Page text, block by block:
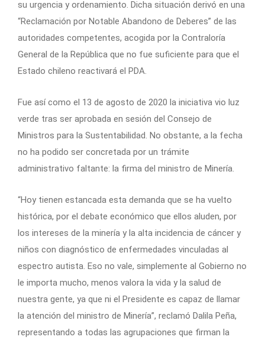
su urgencia y ordenamiento. Dicha situación derivó en una
“Reclamación por Notable Abandono de Deberes” de las
autoridades competentes, acogida por la Contraloría
General de la República que no fue suficiente para que el
Estado chileno reactivará el PDA.
Fue así como el 13 de agosto de 2020 la iniciativa vio luz
verde tras ser aprobada en sesión del Consejo de
Ministros para la Sustentabilidad. No obstante, a la fecha
no ha podido ser concretada por un trámite
administrativo faltante: la firma del ministro de Minería.
“Hoy tienen estancada esta demanda que se ha vuelto
histórica, por el debate económico que ellos aluden, por
los intereses de la minería y la alta incidencia de cáncer y
niños con diagnóstico de enfermedades vinculadas al
espectro autista. Eso no vale, simplemente al Gobierno no
le importa mucho, menos valora la vida y la salud de
nuestra gente, ya que ni el Presidente es capaz de llamar
la atención del ministro de Minería”, reclamó Dalila Peña,
representando a todas las agrupaciones que firman la